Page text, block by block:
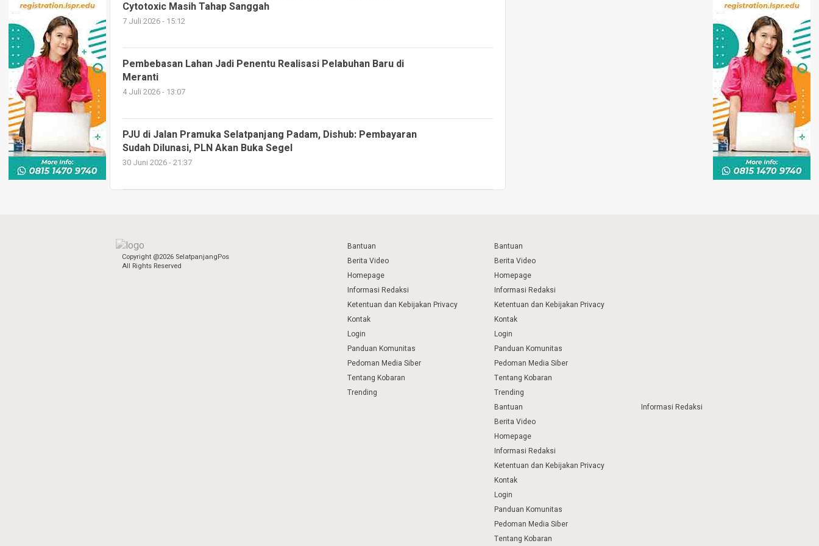
Cytotoxic Masih Tahap Sanggah
7 Juli 2026 - 15:12
Pembebasan Lahan Jadi Penentu Realisasi Pelabuhan Baru di
Meranti
4 Juli 2026 - 13:07
PJU di Jalan Pramuka Selatpanjang Padam, Dishub: Pembayaran
Sudah Dilunasi, PLN Akan Buka Segel
30 Juni 2026 - 21:37
Copyright @2026 SelatpanjangPos
All Rights Reserved
Bantuan
Berita Video
Homepage
Informasi Redaksi
Ketentuan dan Kebijakan Privacy
Kontak
Login
Panduan Komunitas
Pedoman Media Siber
Tentang Kobaran
Trending
Bantuan
Berita Video
Homepage
Informasi Redaksi
Ketentuan dan Kebijakan Privacy
Kontak
Login
Panduan Komunitas
Pedoman Media Siber
Tentang Kobaran
Trending
Bantuan
Berita Video
Homepage
Informasi Redaksi
Ketentuan dan Kebijakan Privacy
Kontak
Login
Panduan Komunitas
Pedoman Media Siber
Tentang Kobaran
Informasi Redaksi